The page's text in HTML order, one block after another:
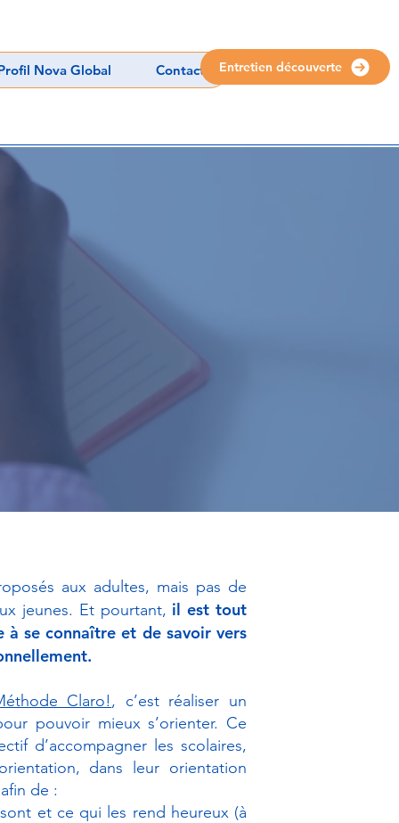
Entretien découverte
Nova Global Contact
?
aux adultes, mais pas de
jeunes. Et pourtant, il est tout
à se connaître et de savoir vers
Claro!, c’est réaliser un
pouvoir mieux s’orienter. Ce
d’accompagner les scolaires,
dans leur orientation
de :
et ce qui les rend heureux (à